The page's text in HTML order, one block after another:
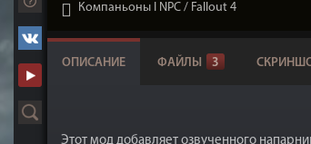
Компаньоны I NPC / Fallout 4
ОПИСАНИЕ ФАЙЛЫ 3
Этот мод добавляет озвученного